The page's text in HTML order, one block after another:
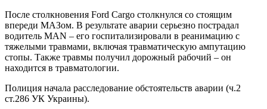
После столкновения Ford Cargo столкнулся со стоящим
впереди МАЗом. В результате аварии серьезно пострадал
водитель MAN – его госпитализировали в реанимацию с
тяжелыми травмами, включая травматическую ампутацию
стопы. Также травмы получил дорожный рабочий – он
находится в травматологии.
Полиция начала расследование обстоятельств аварии (ч.2
ст.286 УК Украины).